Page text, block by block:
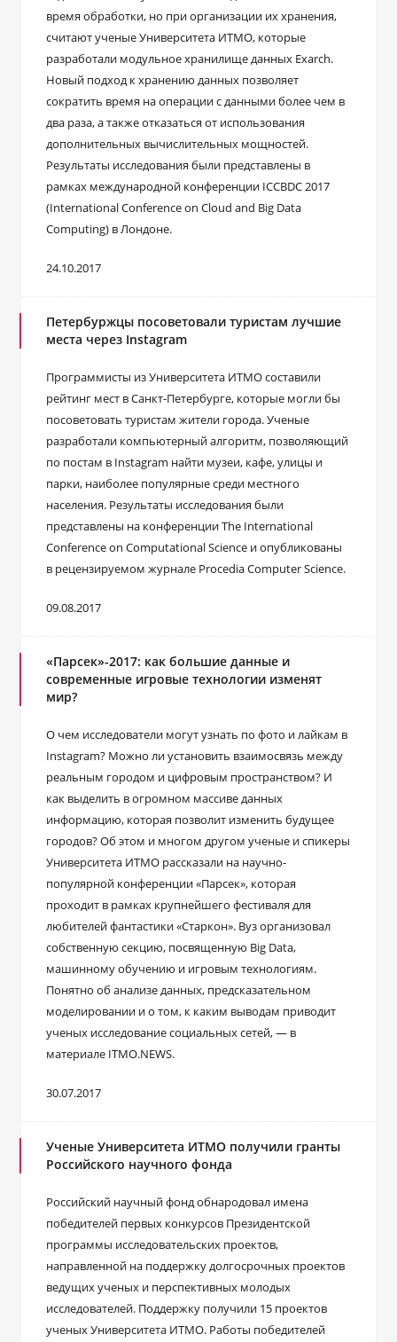
время обработки, но при организации их хранения,
считают ученые Университета ИТМО, которые
разработали модульное хранилище данных Exarch.
Новый подход к хранению данных позволяет
сократить время на операции с данными более чем в
два раза, а также отказаться от использования
дополнительных вычислительных мощностей.
Результаты исследования были представлены в
рамках международной конференции ICCBDC 2017
(International Conference on Cloud and Big Data
Computing) в Лондоне.
24.10.2017
Петербуржцы посоветовали туристам лучшие
места через Instagram
Программисты из Университета ИТМО составили
рейтинг мест в Санкт-Петербурге, которые могли бы
посоветовать туристам жители города. Ученые
разработали компьютерный алгоритм, позволяющий
по постам в Instagram найти музеи, кафе, улицы и
парки, наиболее популярные среди местного
населения. Результаты исследования были
представлены на конференции The International
Conference on Computational Science и опубликованы
в рецензируемом журнале Procedia Computer Science.
09.08.2017
«Парсек»-2017: как большие данные и
современные игровые технологии изменят
мир?
О чем исследователи могут узнать по фото и лайкам в
Instagram? Можно ли установить взаимосвязь между
реальным городом и цифровым пространством? И
как выделить в огромном массиве данных
информацию, которая позволит изменить будущее
городов? Об этом и многом другом ученые и спикеры
Университета ИТМО рассказали на научно-
популярной конференции «Парсек», которая
проходит в рамках крупнейшего фестиваля для
любителей фантастики «Старкон». Вуз организовал
собственную секцию, посвященную Big Data,
машинному обучению и игровым технологиям.
Понятно об анализе данных, предсказательном
моделировании и о том, к каким выводам приводит
ученых исследование социальных сетей, — в
материале ITMO.NEWS.
30.07.2017
Ученые Университета ИТМО получили гранты
Российского научного фонда
Российский научный фонд обнародовал имена
победителей первых конкурсов Президентской
программы исследовательских проектов,
направленной на поддержку долгосрочных проектов
ведущих ученых и перспективных молодых
исследователей. Поддержку получили 15 проектов
ученых Университета ИТМО. Работы победителей